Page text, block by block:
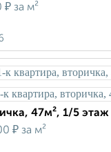
₽ за м²
47м², 1/5 этаж
₽ за м²